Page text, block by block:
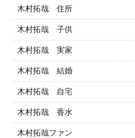
木村拓哉 住所
木村拓哉 子供
木村拓哉 実家
木村拓哉 結婚
木村拓哉 自宅
木村拓哉 香水
木村拓哉ファン